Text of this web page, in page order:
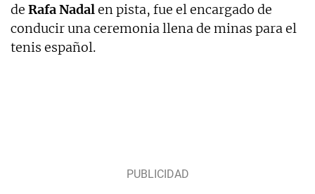
de RafaNadalen pista, fue el encargado de
conducir una ceremonia llena de minas para el
tenis español.